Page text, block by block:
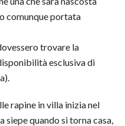
comunque portata
trovare la
esclusiva di
rapine in villa inizia nel
siepe quando si torna casa,